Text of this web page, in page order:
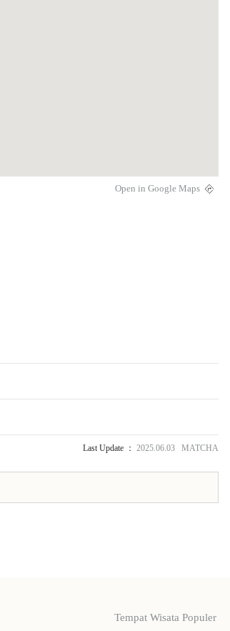
Open in Google Maps
Last Update ： 2025.06.03 MATCHA
Tempat Wisata Populer